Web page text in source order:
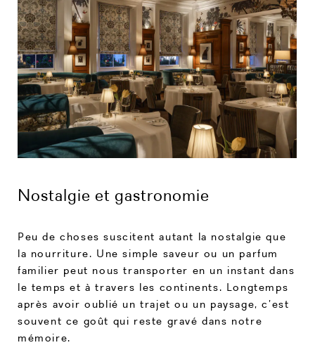
Nostalgie et gastronomie
Peu de choses suscitent autant la nostalgie que
la nourriture. Une simple saveur ou un parfum
familier peut nous transporter en un instant dans
le temps et à travers les continents. Longtemps
après avoir oublié un trajet ou un paysage, c’est
souvent ce goût qui reste gravé dans notre
mémoire.